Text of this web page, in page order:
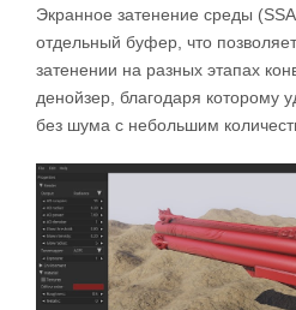
Экранное затенение среды
отдельный буфер, что
затенении на разных этапах
денойзер, благодаря которому
без шума с небольшим